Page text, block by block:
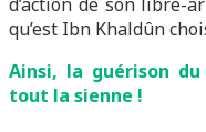
qu’est Ibn Khaldûn
Ainsi, la guérison du
tout la sienne !